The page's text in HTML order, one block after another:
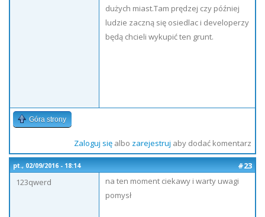
dużych miast.Tam prędzej czy później
ludzie zaczną się osiedlac i developerzy
będą chcieli wykupić ten grunt.
Góra strony
Zaloguj sięalbo zarejestruj aby dodać komentarz
pt., 02/09/2016 - 18:14
#23
123qwerd
na ten moment ciekawy i warty uwagi
pomysł